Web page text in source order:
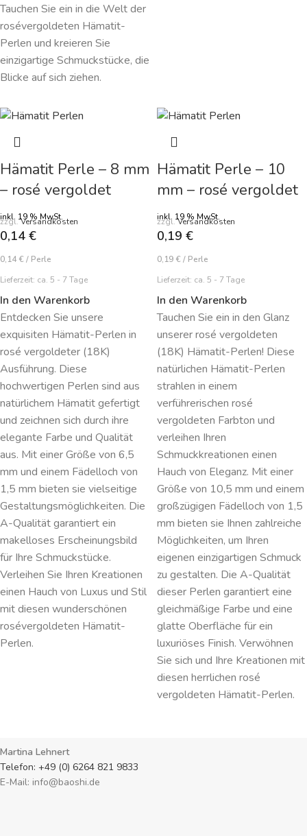
Tauchen Sie ein in die Welt der
rosévergoldeten Hämatit-
Perlen und kreieren Sie
einzigartige Schmuckstücke, die
Blicke auf sich ziehen.
Hämatit Perle – 8 mm
– rosé vergoldet
inkl. 19 % MwSt.
zzgl.Versandkosten
0,14 €
0,14 € / Perle
Lieferzeit: ca. 5 - 7 Tage
In den Warenkorb
Entdecken Sie unsere
exquisiten Hämatit-Perlen in
rosé vergoldeter (18K)
Ausführung. Diese
hochwertigen Perlen sind aus
natürlichem Hämatit gefertigt
und zeichnen sich durch ihre
elegante Farbe und Qualität
aus. Mit einer Größe von 6,5
mm und einem Fädelloch von
1,5 mm bieten sie vielseitige
Gestaltungsmöglichkeiten. Die
A-Qualität garantiert ein
makelloses Erscheinungsbild
für Ihre Schmuckstücke.
Verleihen Sie Ihren Kreationen
einen Hauch von Luxus und Stil
mit diesen wunderschönen
rosévergoldeten Hämatit-
Perlen.
Hämatit Perle – 10
mm – rosé vergoldet
inkl. 19 % MwSt.
zzgl.Versandkosten
0,19 €
0,19 € / Perle
Lieferzeit: ca. 5 - 7 Tage
In den Warenkorb
Tauchen Sie ein in den Glanz
unserer rosé vergoldeten
(18K) Hämatit-Perlen! Diese
natürlichen Hämatit-Perlen
strahlen in einem
verführerischen rosé
vergoldeten Farbton und
verleihen Ihren
Schmuckkreationen einen
Hauch von Eleganz. Mit einer
Größe von 10,5 mm und einem
großzügigen Fädelloch von 1,5
mm bieten sie Ihnen zahlreiche
Möglichkeiten, um Ihren
eigenen einzigartigen Schmuck
zu gestalten. Die A-Qualität
dieser Perlen garantiert eine
gleichmäßige Farbe und eine
glatte Oberfläche für ein
luxuriöses Finish. Verwöhnen
Sie sich und Ihre Kreationen mit
diesen herrlichen rosé
vergoldeten Hämatit-Perlen.
Martina Lehnert
Telefon: +49 (0) 6264 821 9833
E-Mail: info@baoshi.de